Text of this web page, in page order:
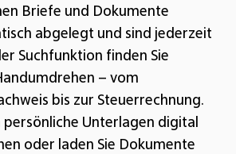
Briefe und Dokumente
abgelegt und sind jederzeit
Suchfunktion finden Sie
– vom
bis zur Steuerrechnung.
persönliche Unterlagen digital
oder laden Sie Dokumente